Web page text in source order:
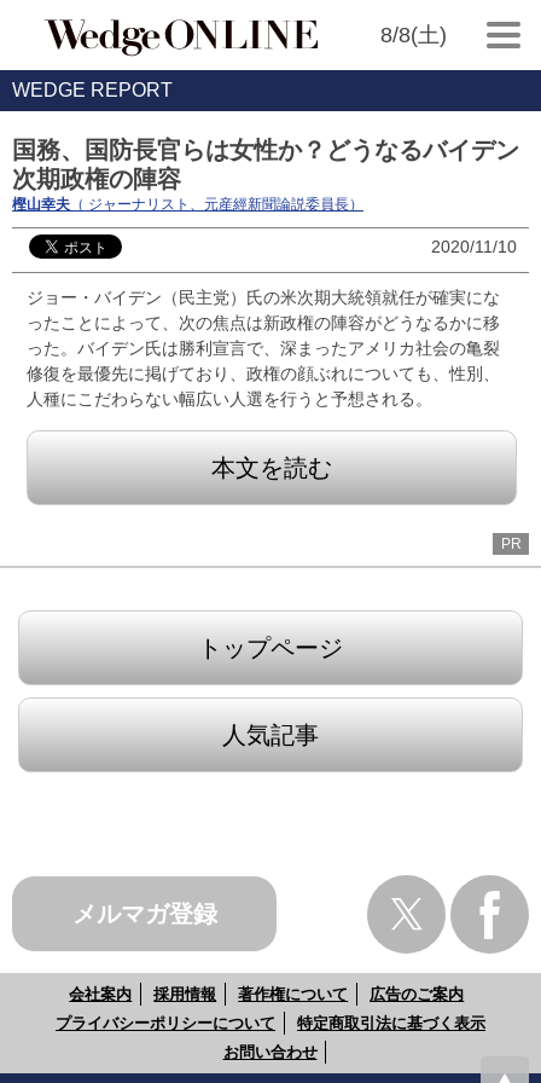
8/8(土)
WEDGE REPORT
国務、国防長官らは女性か？どうなるバイデン
次期政権の陣容
樫山幸夫 （ ジャーナリスト、元産經新聞論説委員長）
2020/11/10
ジョー・バイデン（民主党）氏の米次期大統領就任が確実にな
ったことによって、次の焦点は新政権の陣容がどうなるかに移
った。バイデン氏は勝利宣言で、深まったアメリカ社会の亀裂
修復を最優先に掲げており、政権の顔ぶれについても、性別、
人種にこだわらない幅広い人選を行うと予想される。
本文を読む
PR
トップページ
人気記事
メルマガ登録
会社案内 採用情報 著作権について
広告のご案内
プライバシーポリシーについて
特定商取引法に基づく表示
お問い合わせ